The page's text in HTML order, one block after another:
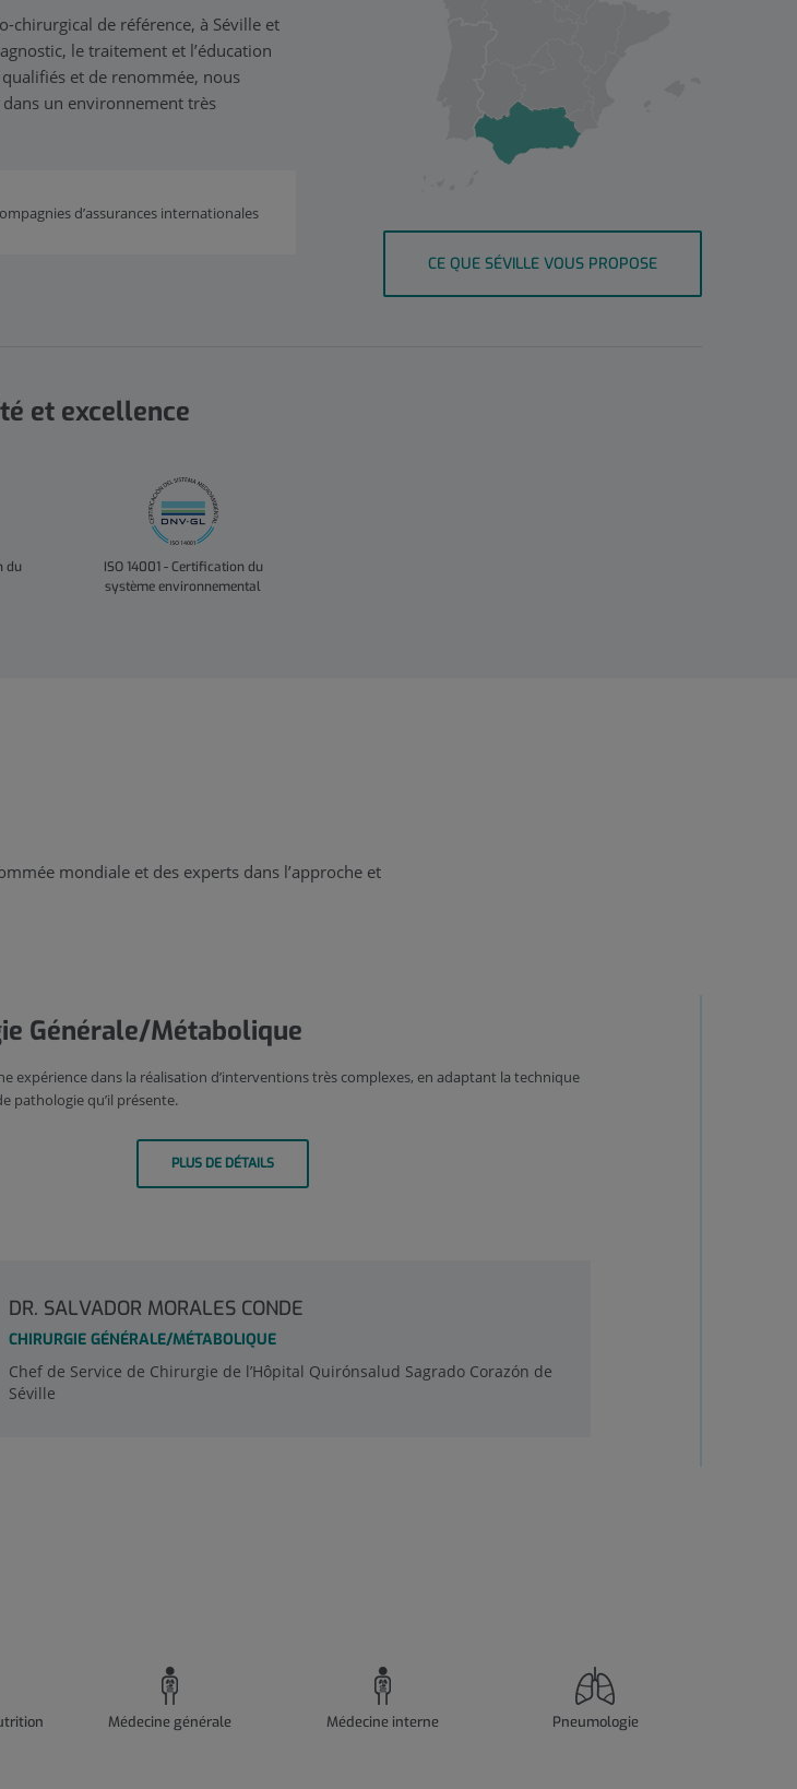
chirurgical de référence, à Séville et
le traitement et l’éducation
et de renommée, nous
dans un environnement très
d’assurances internationales
CE QUE SÉVILLE VOUS PROPOSE
et excellence
du
ISO 14001 - Certification du
système environnemental
mondiale et des experts dans l’approche et
Générale/Métabolique
expérience dans la réalisation d’interventions très complexes, en adaptant la technique
pathologie qu’il présente.
PLUS DE DÉTAILS
DR. SALVADOR MORALES CONDE
CHIRURGIE GÉNÉRALE/MÉTABOLIQUE
Chef de Service de Chirurgie de l’Hôpital Quirónsalud Sagrado Corazón de
Séville
Médecine générale Médecine interne Pneumologie